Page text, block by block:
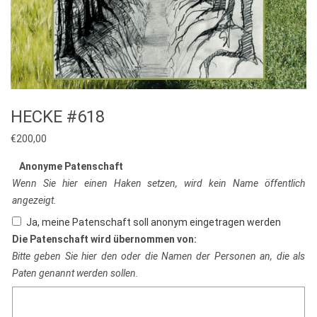
HECKE #618
€200,00
Anonyme Patenschaft
Wenn Sie hier einen Haken setzen, wird kein Name öffentlich
angezeigt.
Ja, meine Patenschaft soll anonym eingetragen werden
Die Patenschaft wird übernommen von:
Bitte geben Sie hier den oder die Namen der Personen an, die als
Paten genannt werden sollen.